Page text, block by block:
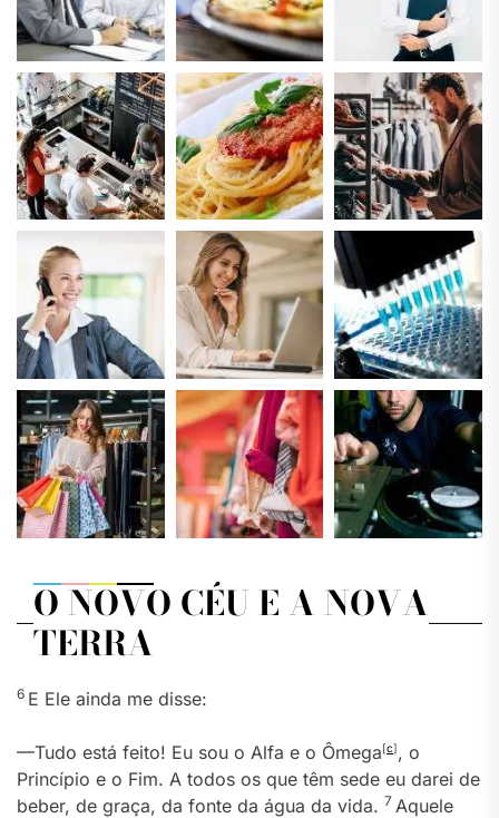
O NOVO CÉU E A NOVA
TERRA
6 E Ele ainda me disse:
—Tudo está feito! Eu sou o Alfa e o Ômega[c], o
Princípio e o Fim. A todos os que têm sede eu darei de
beber, de graça, da fonte da água da vida. 7 Aquele